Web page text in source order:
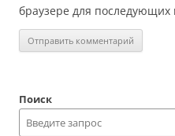
браузере для
Поиск